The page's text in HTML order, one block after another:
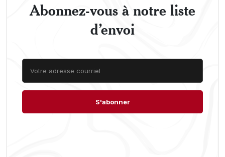
Abonnez-vous à notre liste
d’envoi